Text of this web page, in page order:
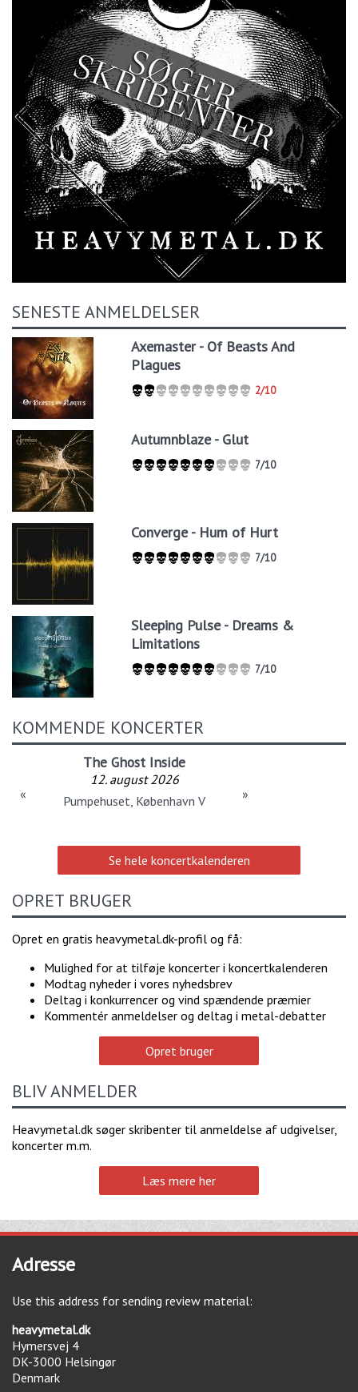
SENESTE ANMELDELSER
Axemaster - Of Beasts And
Plagues
2/10
Autumnblaze - Glut
7/10
Converge - Hum of Hurt
7/10
Sleeping Pulse - Dreams &
Limitations
7/10
KOMMENDE KONCERTER
The Ghost Inside
12. august 2026
Pumpehuset, København V
« »
Se hele koncertkalenderen
OPRET BRUGER
Opret en gratis heavymetal.dk-profil og få:
Mulighed for at tilføje koncerter i koncertkalenderen
Modtag nyheder i vores nyhedsbrev
Deltag i konkurrencer og vind spændende præmier
Kommentér anmeldelser og deltag i metal-debatter
Opret bruger
BLIV ANMELDER
Heavymetal.dk søger skribenter til anmeldelse af udgivelser,
koncerter m.m.
Læs mere her
Adresse
Use this address for sending review material:
heavymetal.dk
Hymersvej 4
DK-3000 Helsingør
Denmark